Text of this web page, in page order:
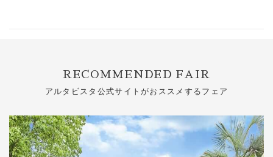
RECOMMENDED FAIR
アルタビスタ公式サイトがおススメするフェア